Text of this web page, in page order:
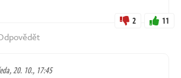
2 11
20. 10., 17:45